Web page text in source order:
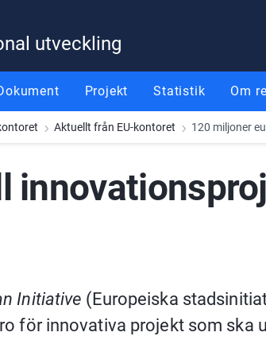
utveckling
Projekt Statistik Om
Aktuellt från EU-kontoret 120 miljoner
Initiative (Europeiska
för innovativa projekt som ska